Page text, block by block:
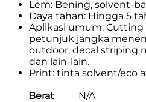
Lem: Bening, solvent-
Daya tahan: Hingga 5
Aplikasi umum:
petunjuk jangka
outdoor, decal striping
dan lain-lain.
Print: tinta solvent/eco
Berat
N/A